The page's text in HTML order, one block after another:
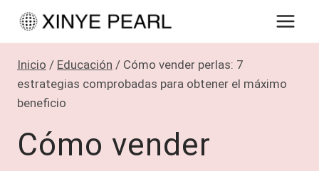
Saltar
contenido
Inicio / Educación / Cómo vender perlas: 7
estrategias comprobadas para obtener el máximo
beneficio
Cómo vender